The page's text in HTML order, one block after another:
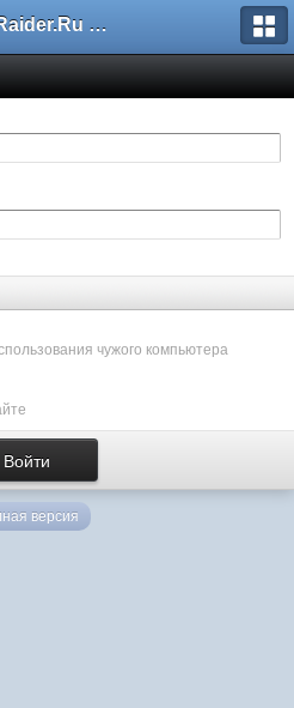
TombRaider.Ru - Форумы
чужого компьютера
версия